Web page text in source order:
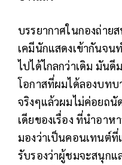
บรรยากาศในกองถ่าย
เคมีนักแสดงเข้ากันจน
ไปได้ไกลกว่าเดิม มัน
โอกาสที่ผมได้ลองบท
จริงๆแล้วผมไม่ค่อยถ
เดียของเรื่อง ที่นำอา
มองว่าเป็นคอนเทนต์
รับรองว่าผู้ชมจะสนุก